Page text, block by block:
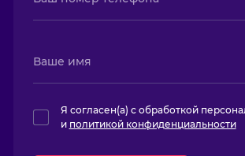
Я согласен(а) с обработкой
и политикой конфиденциальности